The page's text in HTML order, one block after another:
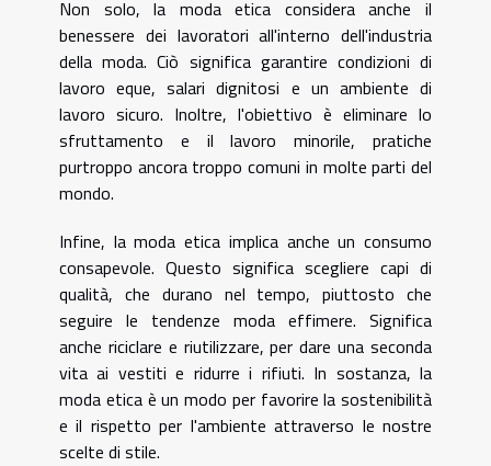
Non solo, la moda etica considera anche il
benessere dei lavoratori all'interno dell'industria
della moda. Ciò significa garantire condizioni di
lavoro eque, salari dignitosi e un ambiente di
lavoro sicuro. Inoltre, l'obiettivo è eliminare lo
sfruttamento e il lavoro minorile, pratiche
purtroppo ancora troppo comuni in molte parti del
mondo.
Infine, la moda etica implica anche un consumo
consapevole. Questo significa scegliere capi di
qualità, che durano nel tempo, piuttosto che
seguire le tendenze moda effimere. Significa
anche riciclare e riutilizzare, per dare una seconda
vita ai vestiti e ridurre i rifiuti. In sostanza, la
moda etica è un modo per favorire la sostenibilità
e il rispetto per l'ambiente attraverso le nostre
scelte di stile.